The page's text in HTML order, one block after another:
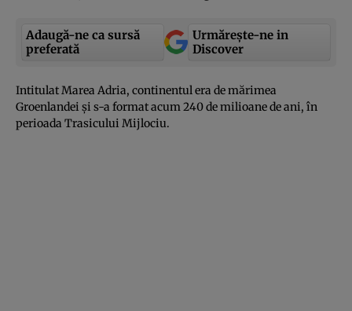
Adaugă-ne ca sursă
preferată
Urmărește-ne in
Discover
Intitulat Marea Adria, continentul era de mărimea
Groenlandei şi s-a format acum 240 de milioane de ani, în
perioada Trasicului Mijlociu.